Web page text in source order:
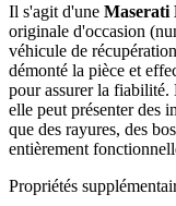
Il s'agit d'une Maserati
originale d'occasion
véhicule de
démonté la pièce et
pour assurer la
elle peut présenter des
que des rayures, des
entièrement
Propriétés